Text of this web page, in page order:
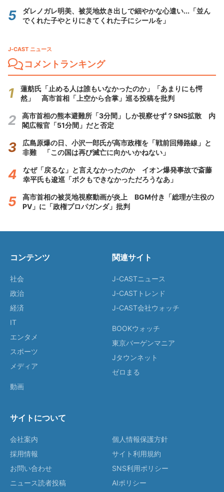
ダレノガレ明美、被災地炊き出しで細やかな心遣い...「並ん
でくれた子やとりにきてくれた子にシールを」
J-CAST ニュース
コメントランキング
蓮舫氏「止める人は誰もいなかったのか」「あまりにも愕
然」 高市首相「上空から合掌」巡る投稿を批判
高市首相の熊本避難所「3分間」しか視察せず？SNS拡散 内
閣広報官「51分間」だと否定
広島原爆の日、小沢一郎氏が高市政権を「戦前回帰路線」と
非難 「この国は再び滅亡に向かいかねない」
なぜ「戻るな」と言えなかったのか イオン爆発事故で斎藤
幸平氏も逡巡「ボクもできなかっただろうなあ」
高市首相の被災地視察動画が炎上 BGM付き「総理が主役の
PV」に「政権プロパガンダ」批判
コンテンツ
社会
政治
経済
IT
エンタメ
スポーツ
メディア
動画
関連サイト
J-CASTニュース
J-CASTトレンド
J-CAST会社ウォッチ
BOOKウォッチ
東京バーゲンマニア
Jタウンネット
ゼロまる
サイトについて
会社案内
採用情報
お問い合わせ
ニュース読者投稿
個人情報保護方針
サイト利用規約
SNS利用ポリシー
AIポリシー